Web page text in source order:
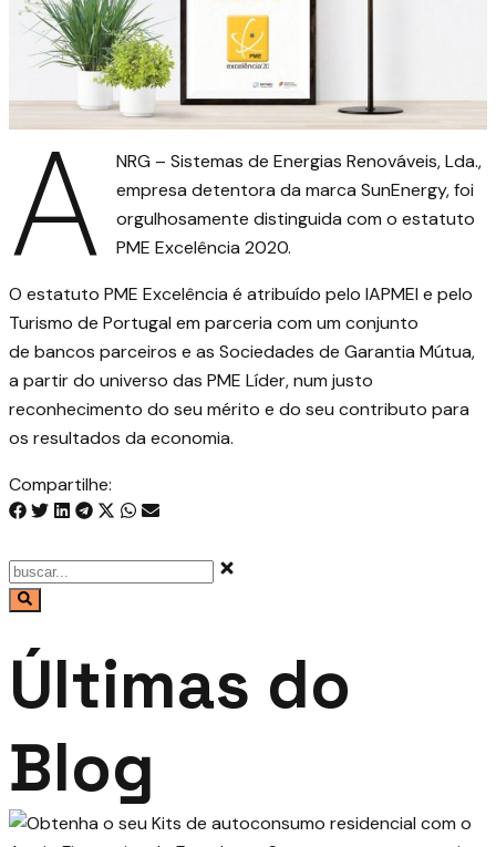
A
NRG – Sistemas de Energias Renováveis, Lda.,
empresa detentora da marcaSunEnergy, foi
orgulhosamente distinguida com o estatuto
PME Excelência 2020.
O estatuto PME Excelência é atribuído pelo IAPMEI e pelo
Turismo de Portugal em parceria com um conjunto
de bancos parceiros e as Sociedades de Garantia Mútua,
a partir do universo das PME Líder, num justo
reconhecimento do seu mérito e do seu contributo para
os resultados da economia.
Compartilhe:
Últimas do
Blog